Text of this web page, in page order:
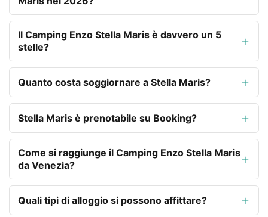
Il Camping Enzo Stella Maris è davvero un 5
stelle?
Quanto costa soggiornare a Stella Maris?
Stella Maris è prenotabile su Booking?
Come si raggiunge il Camping Enzo Stella Maris
da Venezia?
Quali tipi di alloggio si possono affittare?